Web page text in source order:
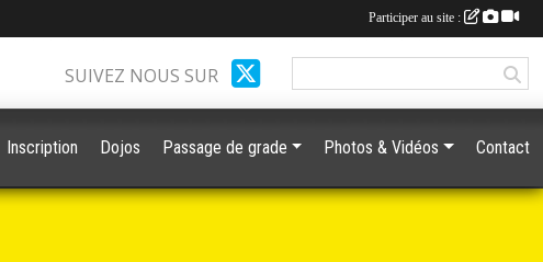
SUIVEZ NOUS SUR
Inscription Dojos Passage de grade Photos & Vidéos Contact
Participer au site :